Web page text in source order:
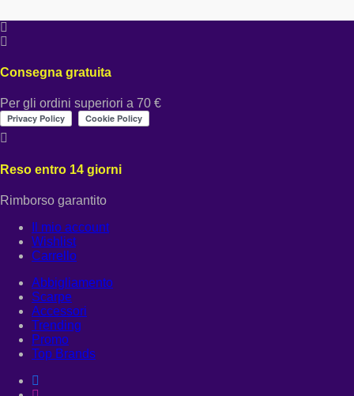
Consegna gratuita
Per gli ordini superiori a 70 €
Reso entro 14 giorni
Rimborso garantito
Il mio account
Wishlist
Carrello
Abbigliamento
Scarpe
Accessori
Trending
Promo
Top Brands